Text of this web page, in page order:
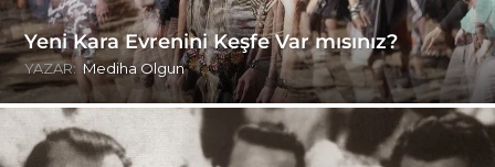
Yeni Kara Evrenini Keşfe Var mısınız?
YAZAR: Mediha Olgun